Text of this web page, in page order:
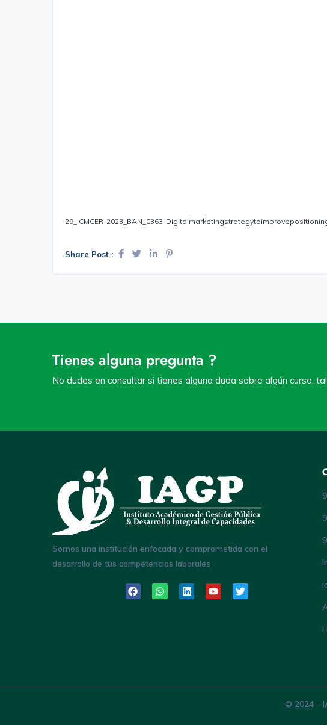
29_ICMCER-2023_BAN_0363-
Share Post :
Tienes alguna pregunta ?
No dudes en consultar si tienes alguna duda sobre algún curso,
Somos una institución enfocada y comprometida con el
desarrollo de tus competencias laborales
© 2024 –